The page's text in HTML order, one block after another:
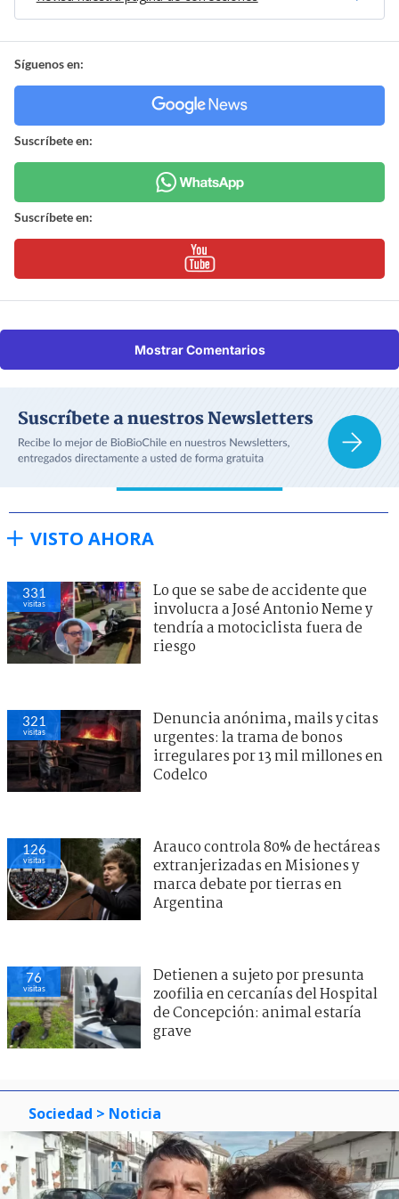
Síguenos en:
Suscríbete en:
Suscríbete en:
Mostrar Comentarios
VISTO AHORA
331
visitas
Lo que se sabe de accidente que
involucra a José Antonio Neme y
tendría a motociclista fuera de
riesgo
321
visitas
Denuncia anónima, mails y citas
urgentes: la trama de bonos
irregulares por 13 mil millones en
Codelco
126
visitas
Arauco controla 80% de hectáreas
extranjerizadas en Misiones y
marca debate por tierras en
Argentina
76
visitas
Detienen a sujeto por presunta
zoofilia en cercanías del Hospital
de Concepción: animal estaría
grave
Sociedad > Noticia